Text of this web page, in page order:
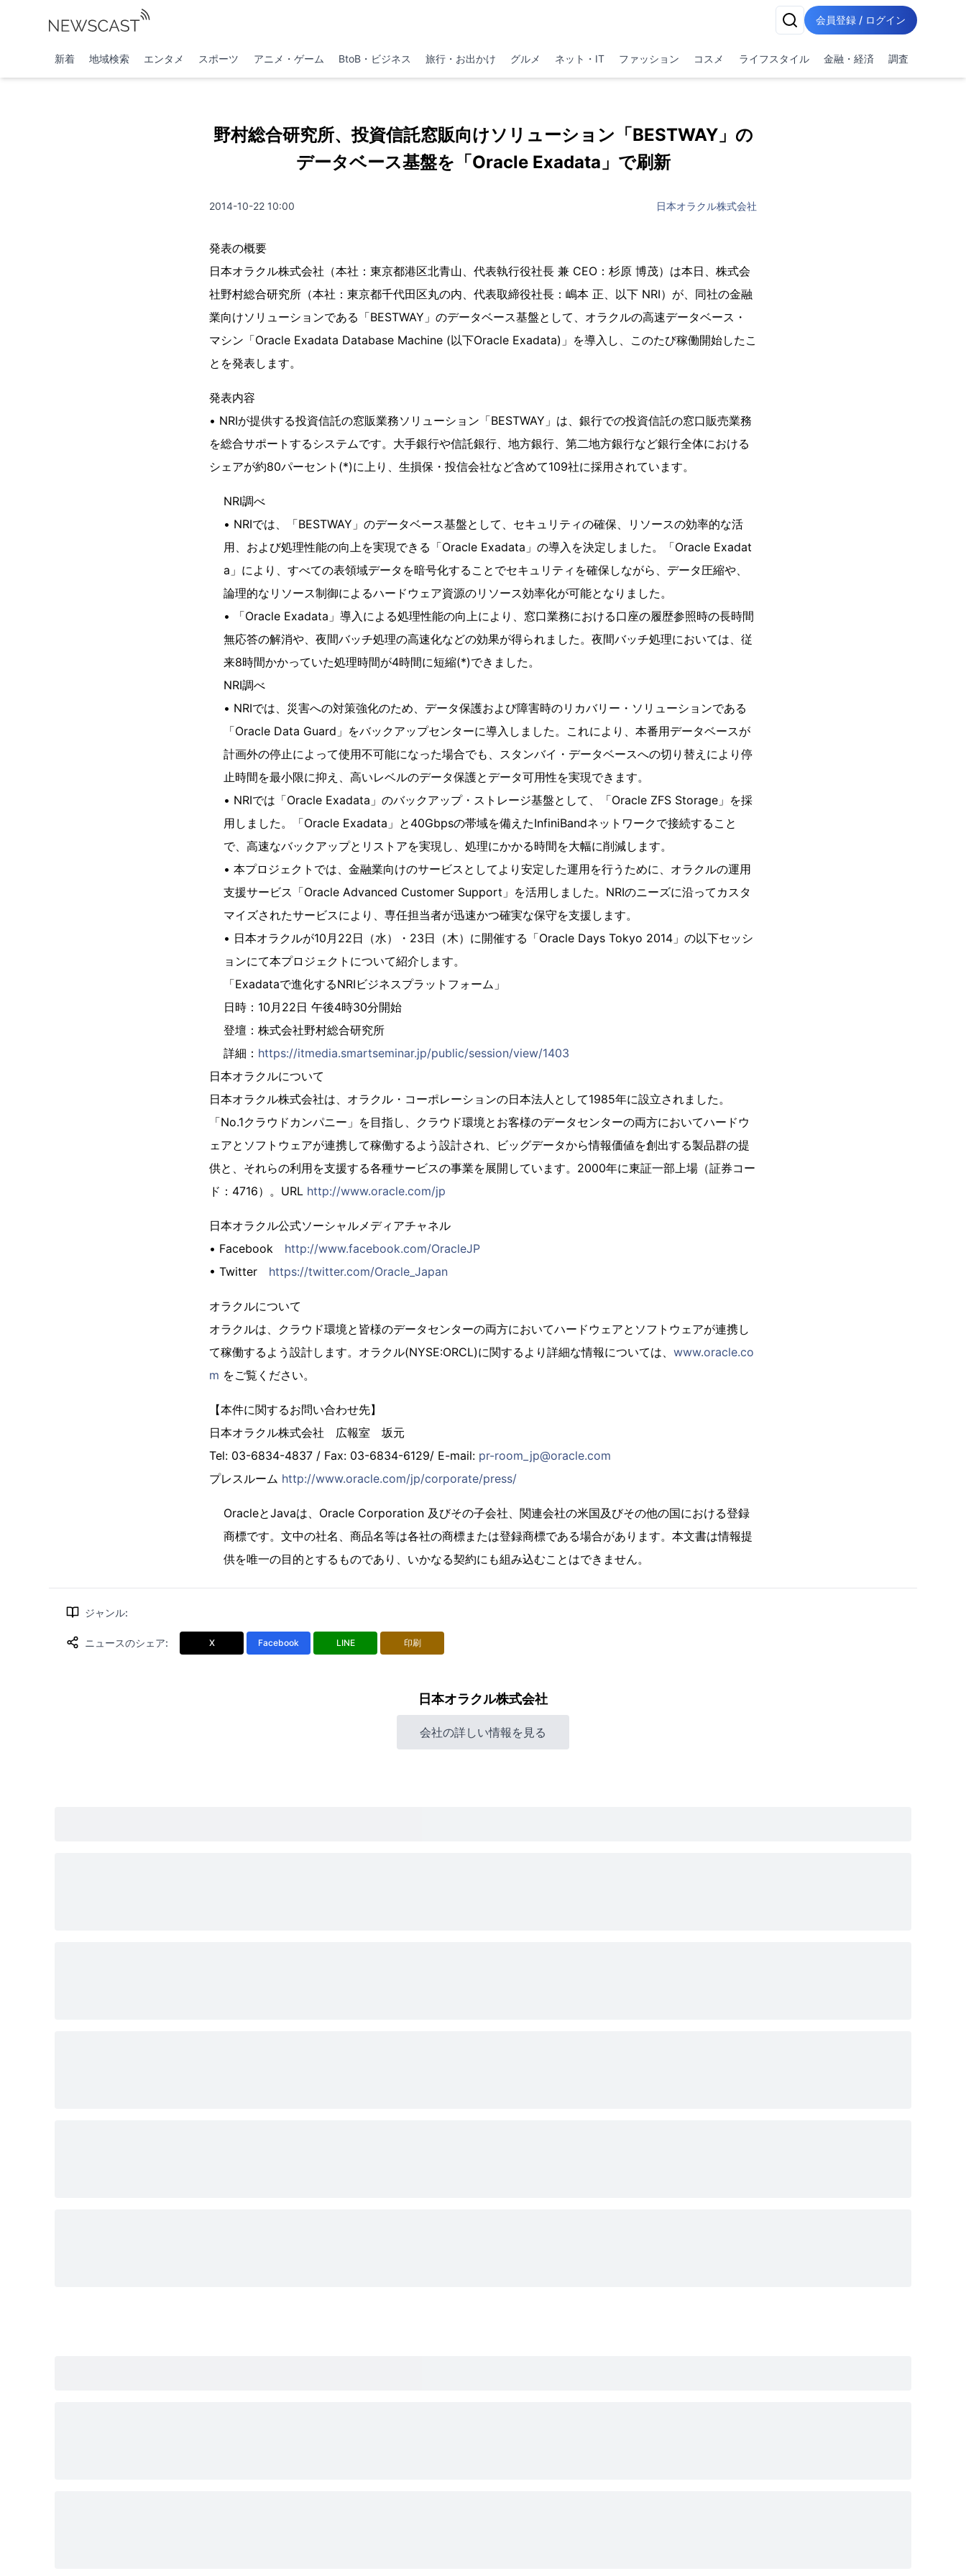
会員登録 / ログイン
新着 地域検索 エンタメ スポーツ アニメ・ゲーム BtoB・ビジネス 旅行・お出かけ グルメ ネット・IT ファッション コスメ ライフスタイル 金融・経済 調査
野村総合研究所、投資信託窓販向けソリューション「BESTWAY」の
データベース基盤を「Oracle Exadata」で刷新
2014-10-22 10:00 日本オラクル株式会社
発表の概要
日本オラクル株式会社（本社：東京都港区北青山、代表執行役社長 兼 CEO：杉原 博茂）は本日、株式会
社野村総合研究所（本社：東京都千代田区丸の内、代表取締役社長：嶋本 正、以下 NRI）が、同社の金融
業向けソリューションである「BESTWAY」のデータベース基盤として、オラクルの高速データベース・
マシン「Oracle Exadata Database Machine (以下Oracle Exadata)」を導入し、このたび稼働開始したこ
とを発表します。
発表内容
• NRIが提供する投資信託の窓販業務ソリューション「BESTWAY」は、銀行での投資信託の窓口販売業務
を総合サポートするシステムです。大手銀行や信託銀行、地方銀行、第二地方銀行など銀行全体における
シェアが約80パーセント(*)に上り、生損保・投信会社など含めて109社に採用されています。
NRI調べ
• NRIでは、「BESTWAY」のデータベース基盤として、セキュリティの確保、リソースの効率的な活
用、および処理性能の向上を実現できる「Oracle Exadata」の導入を決定しました。「Oracle Exadat
a」により、すべての表領域データを暗号化することでセキュリティを確保しながら、データ圧縮や、
論理的なリソース制御によるハードウェア資源のリソース効率化が可能となりました。
• 「Oracle Exadata」導入による処理性能の向上により、窓口業務における口座の履歴参照時の長時間
無応答の解消や、夜間バッチ処理の高速化などの効果が得られました。夜間バッチ処理においては、従
来8時間かかっていた処理時間が4時間に短縮(*)できました。
NRI調べ
• NRIでは、災害への対策強化のため、データ保護および障害時のリカバリー・ソリューションである
「Oracle Data Guard」をバックアップセンターに導入しました。これにより、本番用データベースが
計画外の停止によって使用不可能になった場合でも、スタンバイ・データベースへの切り替えにより停
止時間を最小限に抑え、高いレベルのデータ保護とデータ可用性を実現できます。
• NRIでは「Oracle Exadata」のバックアップ・ストレージ基盤として、「Oracle ZFS Storage」を採
用しました。「Oracle Exadata」と40Gbpsの帯域を備えたInfiniBandネットワークで接続すること
で、高速なバックアップとリストアを実現し、処理にかかる時間を大幅に削減します。
• 本プロジェクトでは、金融業向けのサービスとしてより安定した運用を行うために、オラクルの運用
支援サービス「Oracle Advanced Customer Support」を活用しました。NRIのニーズに沿ってカスタ
マイズされたサービスにより、専任担当者が迅速かつ確実な保守を支援します。
• 日本オラクルが10月22日（水）・23日（木）に開催する「Oracle Days Tokyo 2014」の以下セッシ
ョンにて本プロジェクトについて紹介します。
「Exadataで進化するNRIビジネスプラットフォーム」
日時：10月22日 午後4時30分開始
登壇：株式会社野村総合研究所
詳細： https://itmedia.smartseminar.jp/public/session/view/1403
日本オラクルについて
日本オラクル株式会社は、オラクル・コーポレーションの日本法人として1985年に設立されました。
「No.1クラウドカンパニー」を目指し、クラウド環境とお客様のデータセンターの両方においてハードウ
ェアとソフトウェアが連携して稼働するよう設計され、ビッグデータから情報価値を創出する製品群の提
供と、それらの利用を支援する各種サービスの事業を展開しています。2000年に東証一部上場（証券コー
ド：4716）。URL http://www.oracle.com/jp
日本オラクル公式ソーシャルメディアチャネル
• Facebook http://www.facebook.com/OracleJP
• Twitter https://twitter.com/Oracle_Japan
オラクルについて
オラクルは、クラウド環境と皆様のデータセンターの両方においてハードウェアとソフトウェアが連携し
て稼働するよう設計します。オラクル(NYSE:ORCL)に関するより詳細な情報については、 www.oracle.co
m をご覧ください。
【本件に関するお問い合わせ先】
日本オラクル株式会社 広報室 坂元
Tel: 03-6834-4837 / Fax: 03-6834-6129/ E-mail: pr-room_jp@oracle.com
プレスルーム http://www.oracle.com/jp/corporate/press/
OracleとJavaは、Oracle Corporation 及びその子会社、関連会社の米国及びその他の国における登録
商標です。文中の社名、商品名等は各社の商標または登録商標である場合があります。本文書は情報提
供を唯一の目的とするものであり、いかなる契約にも組み込むことはできません。
ジャンル:
ニュースのシェア: X Facebook LINE 印刷
日本オラクル株式会社
会社の詳しい情報を見る